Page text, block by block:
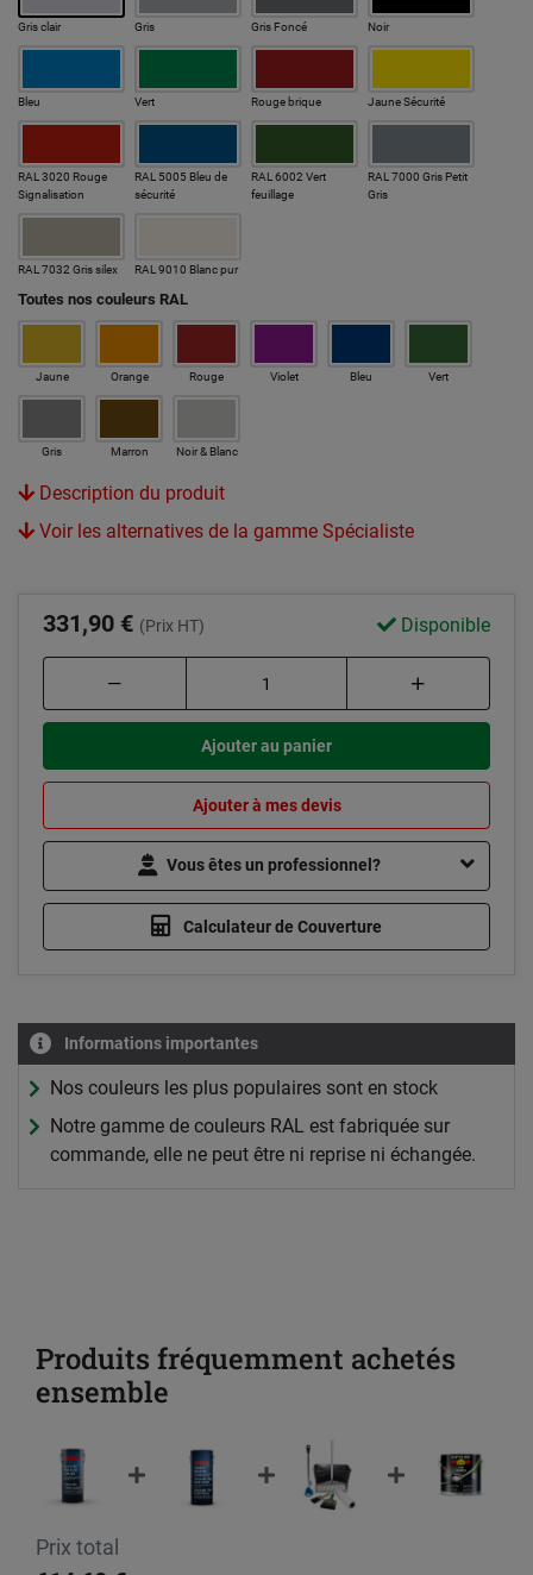
Gris clair Gris Gris Foncé Noir
Bleu Vert Rouge brique Jaune Sécurité
RAL 3020 Rouge
Signalisation
RAL 5005 Bleu de
sécurité
RAL 6002 Vert
feuillage
RAL 7000 Gris Petit
Gris
RAL 7032 Gris silex RAL 9010 Blanc pur
Toutes nos couleurs RAL
Jaune Orange Rouge Violet Bleu Vert
Gris Marron Noir & Blanc
Description du produit
Voir les alternatives de la gamme Spécialiste
331,90 € (Prix HT) Disponible
Ajouter au panier
Ajouter à mes devis
Vous êtes un professionnel?
Calculateur de Couverture
Informations importantes
Nos couleurs les plus populaires sont en stock
Notre gamme de couleurs RAL est fabriquée sur
commande, elle ne peut être ni reprise ni échangée.
Produits fréquemment achetés
ensemble
Prix total